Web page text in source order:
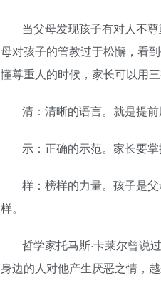
当父母发现孩子有对人不
母对孩子的管教过于松懈，看
懂尊重人的时候，家长可以用
清：清晰的语言。就是提
示：正确的示范。家长要
样：榜样的力量。孩子是
样。
哲学家托马斯·卡莱尔曾说
身边的人对他产生厌恶之情，